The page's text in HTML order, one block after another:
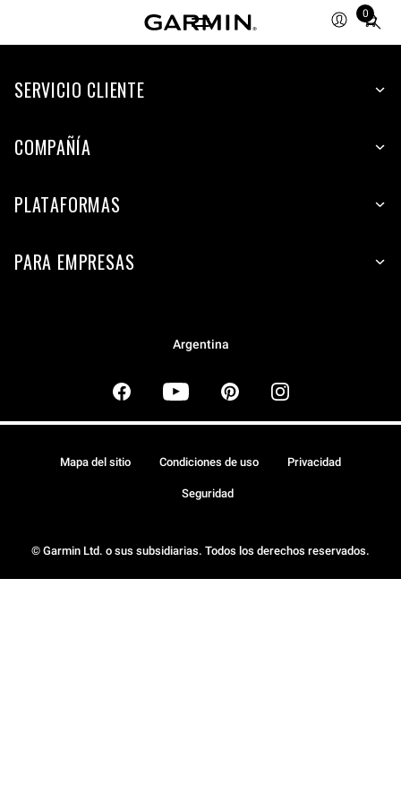
0
Total
items
cart:
SERVICIO CLIENTE
COMPAÑÍA
PLATAFORMAS
PARA EMPRESAS
Argentina
© Garmin Ltd. o sus subsidiarias. Todos los derechos reservados.
Mapa del sitio Condiciones de uso Privacidad
Seguridad